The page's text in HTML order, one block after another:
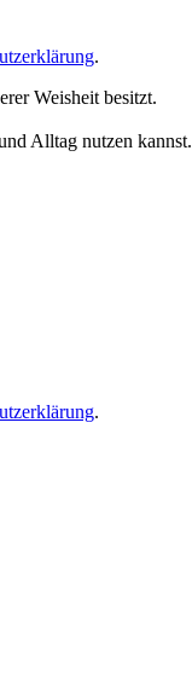
.
Weisheit besitzt.
Alltag nutzen kannst.
.